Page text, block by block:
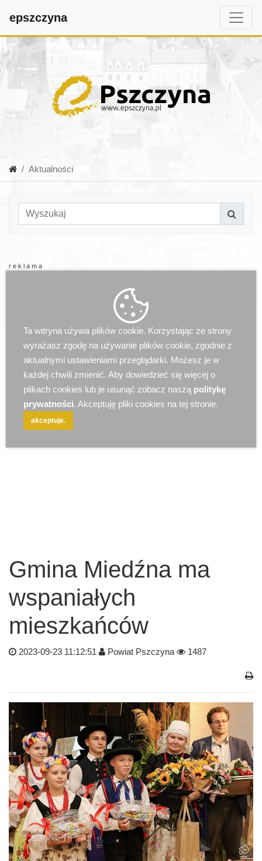
epszczyna
Aktualności
r e k l a m a
Gmina Miedźna ma
wspaniałych
mieszkańców
2023-09-23 11:12:51 Powiat Pszczyna 1487
Ta witryna używa plików cookie. Korzystając ze strony
wyrażasz zgodę na używanie plików cookie, zgodnie z
aktualnymi ustawieniami przeglądarki. Możesz je w
każdej chwili zmienić. Aby dowiedzieć się więcej o
plikach cookies lub je usunąć zobacz naszą politykę
prywatności. Akceptuję pliki cookies na tej stronie.
akceptuje.